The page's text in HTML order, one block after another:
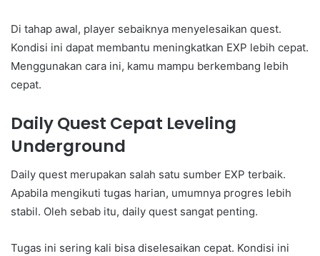
Di tahap awal, player sebaiknya menyelesaikan quest.
Kondisi ini dapat membantu meningkatkan EXP lebih cepat.
Menggunakan cara ini, kamu mampu berkembang lebih
cepat.
Daily Quest Cepat Leveling
Underground
Daily quest merupakan salah satu sumber EXP terbaik.
Apabila mengikuti tugas harian, umumnya progres lebih
stabil. Oleh sebab itu, daily quest sangat penting.
Tugas ini sering kali bisa diselesaikan cepat. Kondisi ini